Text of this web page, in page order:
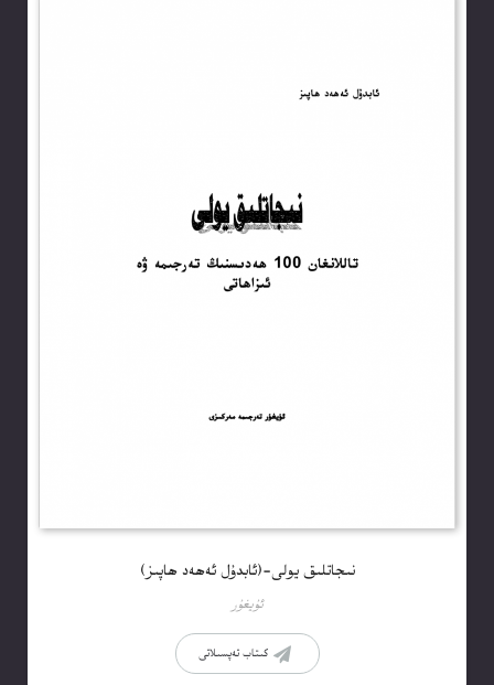
نىجاتلىق يولى-(ئابدۇل ئەھەد ھاپىز)
ئۇيغۇر
كىتاب تەپسىلاتى